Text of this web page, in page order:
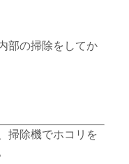
部の掃除をしてか
掃除機でホコリを